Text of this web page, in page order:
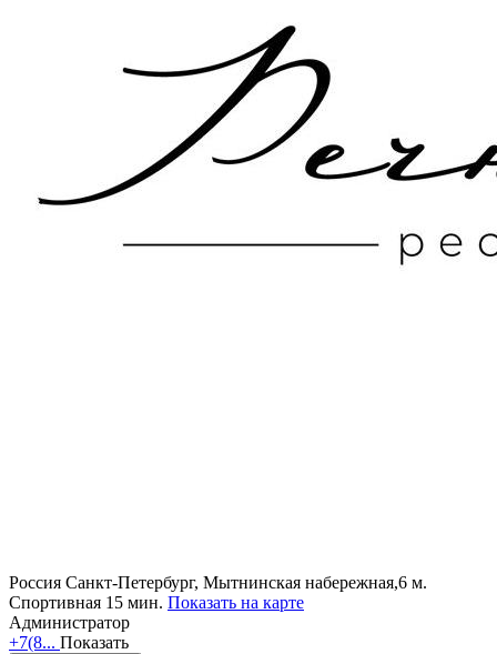
Россия Санкт-Петербург, Мытнинская набережная,6 м.
Спортивная 15 мин. Показать на карте
Администратор
+7(8... Показать